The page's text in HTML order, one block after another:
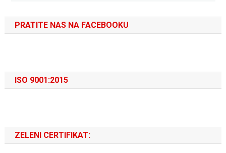
PRATITE NAS NA FACEBOOKU
ISO 9001:2015
ZELENI CERTIFIKAT: